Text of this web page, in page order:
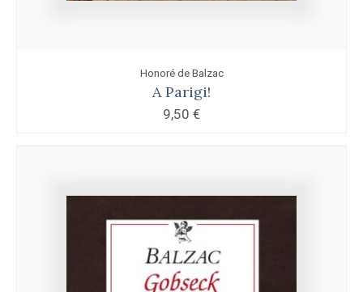
Honoré de Balzac
A Parigi!
9,50 €